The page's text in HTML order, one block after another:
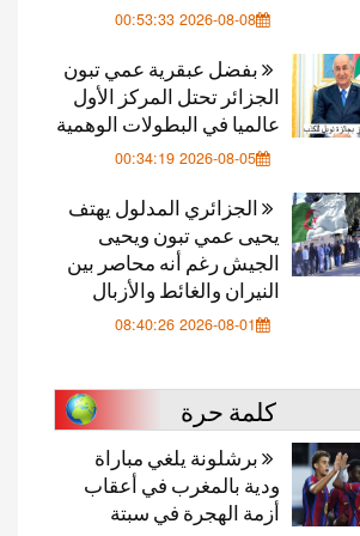
2026-08-08 00:53:33
بفضل عبقرية عمي تبون
الجزائر تحتل المركز الأول
عالميا في البطولات الوهمية
2026-08-05 00:34:19
الجزائري المدلول يهتف
يحيى عمي تبون ويحيى
الجيش رغم أنه محاصر بين
النيران والغائط والأزبال
2026-08-01 08:40:26
كلمة حرة
برشلونة يلغي مباراة
ودية بالمغرب في أعقاب
أزمة الهجرة في سبتة